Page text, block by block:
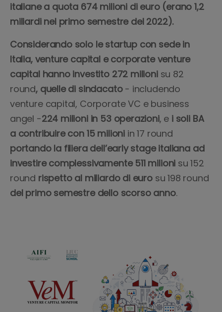
italiane a quota 674 milioni di euro (erano 1,2
miliardi nel primo semestre del 2022).
Considerando solo le startup con sede in
Italia, venture capital e corporate venture
capital hanno investito 272 milioni su 82
round, quelle di sindacato- includendo
venture capital, Corporate VC e business
angel -224 milioni in 53 operazioni, e i soli BA
a contribuire con 15 milioniin 17 round
portando la filiera dell’early stage italiana ad
investire complessivamente 511 milioni su 152
round rispetto al miliardo di eurosu 198 round
del primo semestre dello scorso anno.